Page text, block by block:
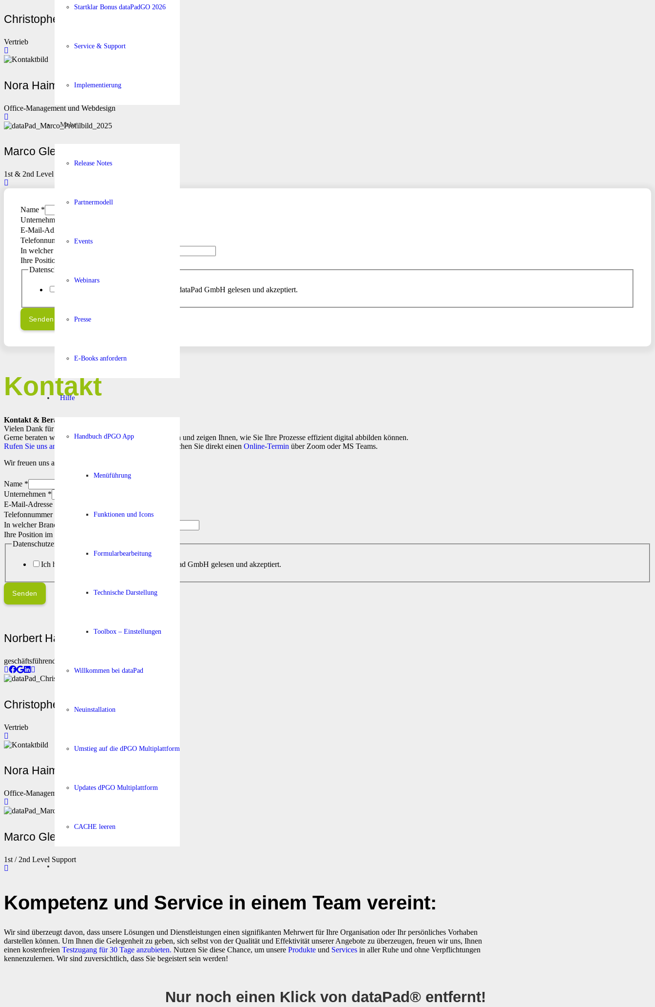
Startklar Bonus dataPadGO 2026
Service & Support
Implementierung
Mehr
Release Notes
Partnermodell
Events
Webinars
Presse
E-Books anfordern
Hilfe
Handbuch dPGO App
Menüführung
Funktionen und Icons
Formularbearbeitung
Technische Darstellung
Toolbox – Einstellungen
Willkommen bei dataPad
Neuinstallation
Umstieg auf die dPGO Multiplattform
Updates dPGO Multiplattform
CACHE leeren
Christopher Mittag
Vertrieb
Nora Haimberger
Office-Management und Webdesign
Marco Gleixner
1st & 2nd Level Support
Name *
Unternehmen
E-Mail-Adresse
Telefonnummer *
In welcher Branche sind Sie tätig?
Ihre Position im Unternehmen?
Datenschutzerklärung
der dataPad GmbH gelesen und akzeptiert.
Senden
Kontakt
Kontakt & Beratung
Vielen Dank für Ihr Interesse an dataPad®!
Gerne beraten wir Sie persönlich zu Ihren Anforderungen und zeigen Ihnen, wie Sie Ihre Prozesse effizient digital abbilden können.
Rufen Sie uns an,
oder buchen Sie direkt einen Online-Termin über Zoom oder MS Teams.
Wir freuen uns auf den Austausch mit Ihnen!
Name *
Unternehmen *
E-Mail-Adresse
Telefonnummer
In welcher Branche sind Sie tätig?
Ihre Position im Unternehmen?
Datenschutzerklärung
Ich habe die der dataPad GmbH gelesen und akzeptiert.
Senden
Norbert Haimberger
geschäftsführender Gesellschafter
Christopher Mittag-Lenkheym
Vertrieb
Nora Haimberger
Office-Management und Webdesign
Marco Gleixner
1st / 2nd Level Support
Kompetenz und Service in einem Team vereint:
Wir sind überzeugt davon, dass unsere Lösungen und Dienstleistungen einen signifikanten Mehrwert für Ihre Organisation oder Ihr persönliches Vorhaben
darstellen können. Um Ihnen die Gelegenheit zu geben, sich selbst von der Qualität und Effektivität unserer Angebote zu überzeugen, freuen wir uns, Ihnen
einen kostenfreien Testzugang für 30 Tage anzubieten. Nutzen Sie diese Chance, um unsere Produkte und Services in aller Ruhe und ohne Verpflichtungen
kennenzulernen. Wir sind zuversichtlich, dass Sie begeistert sein werden!
Nur noch einen Klick von dataPad® entfernt!